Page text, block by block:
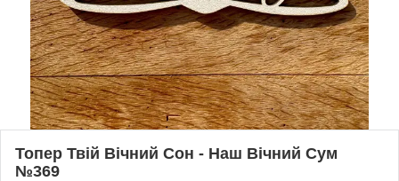
Топер Твій Вічний Сон - Наш Вічний Сум
№369